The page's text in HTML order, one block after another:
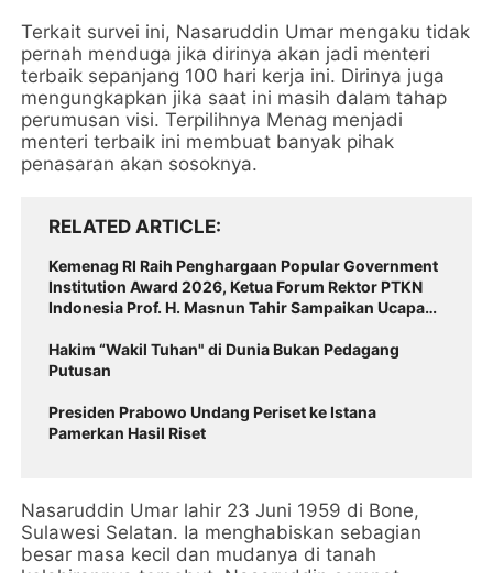
Terkait survei ini, Nasaruddin Umar mengaku tidak
pernah menduga jika dirinya akan jadi menteri
terbaik sepanjang 100 hari kerja ini. Dirinya juga
mengungkapkan jika saat ini masih dalam tahap
perumusan visi. Terpilihnya Menag menjadi
menteri terbaik ini membuat banyak pihak
penasaran akan sosoknya.
RELATED ARTICLE
Kemenag RI Raih Penghargaan Popular Government
Institution Award 2026, Ketua Forum Rektor PTKN
Indonesia Prof. H. Masnun Tahir Sampaikan Ucapan
Hakim “Wakil Tuhan" di Dunia Bukan Pedagang
Putusan
Presiden Prabowo Undang Periset ke Istana
Pamerkan Hasil Riset
Nasaruddin Umar lahir 23 Juni 1959 di Bone,
Sulawesi Selatan. Ia menghabiskan sebagian
besar masa kecil dan mudanya di tanah